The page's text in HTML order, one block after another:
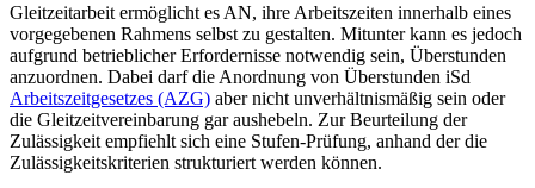
Gleitzeitarbeit ermöglicht es AN, ihre Arbeitszeiten innerhalb eines
vorgegebenen Rahmens selbst zu gestalten. Mitunter kann es jedoch
aufgrund betrieblicher Erfordernisse notwendig sein, Überstunden
anzuordnen. Dabei darf die Anordnung von Überstunden iSd
Arbeitszeitgesetzes (AZG) aber nicht unverhältnismäßig sein oder
die Gleitzeitvereinbarung gar aushebeln. Zur Beurteilung der
Zulässigkeit empfiehlt sich eine Stufen-Prüfung, anhand der die
Zulässigkeitskriterien strukturiert werden können.